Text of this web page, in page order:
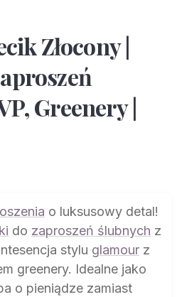
Złocony |
Greenery |
o luksusowy detal!
do zaproszeń ślubnych z
stylu glamour z
greenery. Idealne jako
o pieniądze zamiast